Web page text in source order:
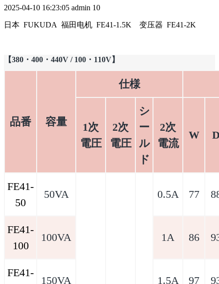
2025-04-10 16:23:05 admin 10
日本 FUKUDA 福田电机 FE41-1.5K 变压器 FE41-2K
【380・400・440V / 100・110V】
品番 容量
仕様
1次
電圧
2次
電圧
シ
ー
ル
ド
2次
電流
W
FE41-
50
50VA 0.5A 77
FE41-
100
100VA 1A 86
FE41-
150VA 1.5A 97